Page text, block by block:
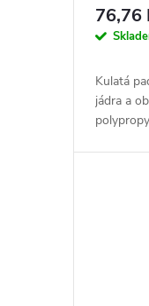
76,76
Kulatá
jádra a